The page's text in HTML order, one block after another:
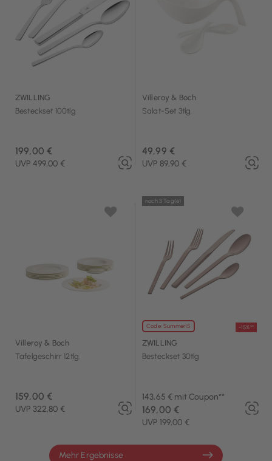
ZWILLING
Besteckset 100tlg
199,00 €
UVP 499,00 €
Villeroy & Boch
Salat-Set 3tlg.
49,99 €
UVP 89,90 €
Villeroy & Boch
Tafelgeschirr 12tlg.
159,00 €
UVP 322,80 €
Code: Summer15 -15%**
noch 3 Tag(e)
ZWILLING
Besteckset 30tlg
143,65 € mit Coupon**
UVP 199,00 €
169,00 €
Mehr Ergebnisse